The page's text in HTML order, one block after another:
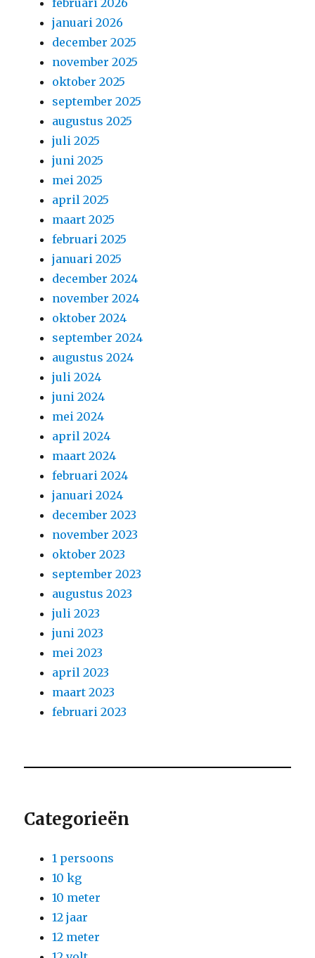
februari 2026
januari 2026
december 2025
november 2025
oktober 2025
september 2025
augustus 2025
juli 2025
juni 2025
mei 2025
april 2025
maart 2025
februari 2025
januari 2025
december 2024
november 2024
oktober 2024
september 2024
augustus 2024
juli 2024
juni 2024
mei 2024
april 2024
maart 2024
februari 2024
januari 2024
december 2023
november 2023
oktober 2023
september 2023
augustus 2023
juli 2023
juni 2023
mei 2023
april 2023
maart 2023
februari 2023
Categorieën
1 persoons
10 kg
10 meter
12 jaar
12 meter